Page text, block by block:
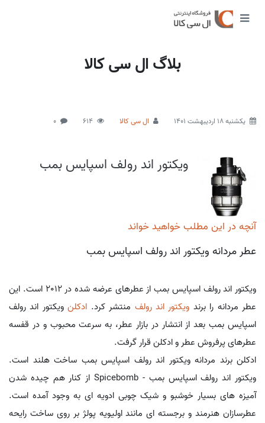
بلاگ ال سی کالا
يكشنبه 18 اردیبهشت 1401 ال سی کالا 614
0
ویکتور اند رولف اسپایس بمب
آنچه در این مطلب خواهید خواند
عطر مردانه ویکتور اند رولف اسپایس بمب
ویکتور اند رولف اسپایس بمب از عطرهای عرضه شده در 2012 است. این
عطر مردانه را برند ویکتور اند رولف منتشر کرد. ادکلنویکتور اند رولف
اسپایس بمب بعد از انتشار در بازار عطر، به سرعت محبوب و در قفسه
عطرهای پرفروش عطر و ادکلن قرار گرفت.
ادکلن برند مردانه ویکتور اند رولف اسپایس بمب ساخت هلند است.
ویکتور اند رولف اسپایس بمب - Spicebomb از کنار هم چیده شدن
آمیزه های بسیار خوشبو و شیک چوبی ادویه ای به وجود آمده است.
عطرسازان هنرمند و برجسته ای مانند اولیویه پولژ بر روی ساخت رایحه